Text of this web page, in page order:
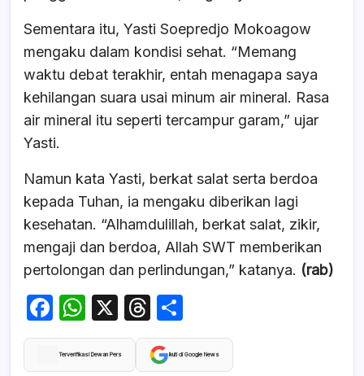
Sementara itu, Yasti Soepredjo Mokoagow
mengaku dalam kondisi sehat. “Memang
waktu debat terakhir, entah menagapa saya
kehilangan suara usai minum air mineral. Rasa
air mineral itu seperti tercampur garam,” ujar
Yasti.
Namun kata Yasti, berkat salat serta berdoa
kepada Tuhan, ia mengaku diberikan lagi
kesehatan. “Alhamdulillah, berkat salat, zikir,
mengaji dan berdoa, Allah SWT memberikan
pertolongan dan perlindungan,” katanya. (rab)
F
a
c
W
h
at
X
T
hr
e
h
ar
Terverifikasi Dewan Pers Ikuti di Google News